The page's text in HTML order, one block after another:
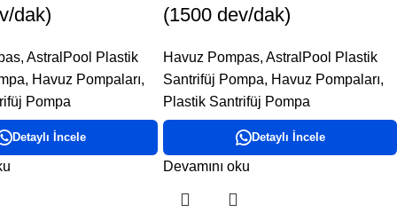
dak)
, AstralPool Plastik
, Havuz Pompaları,
Pompa
Detaylı İncele
(1500 dev/dak)
Havuz Pompas, AstralPool Plastik
Santrifüj Pompa, Havuz Pompaları,
Plastik Santrifüj Pompa
Detaylı İncele
Devamını oku